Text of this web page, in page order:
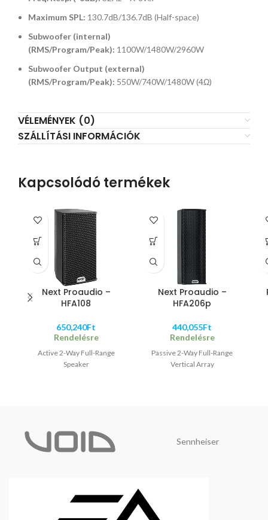
Maximum SPL: 130.7dB/136.7dB (Half-space)
Subwoofer (internal)
(RMS/Program/Peak): 1100W/1480W/2960W
Subwoofer Output (external)
(RMS/Program/Peak): 550W/740W/1480W (4Ω)
VÉLEMÉNYEK (0)
SZÁLLÍTÁSI INFORMÁCIÓK
Kapcsolódó termékek
Next Proaudio –
HFA108
650,240Ft
Rendelésre
Active 2-Way Full-Range
Speaker
Next Proaudio –
HFA206p
440,055Ft
Rendelésre
Passive 2-Way Full-Range
Vertical Array
Sennheiser